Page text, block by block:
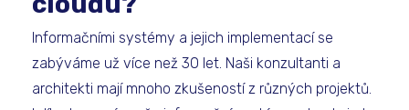
Informačními systémy a jejich implementací se
zabýváme už více než 30 let. Naši konzultanti a
architekti mají mnoho zkušeností z různých projektů.